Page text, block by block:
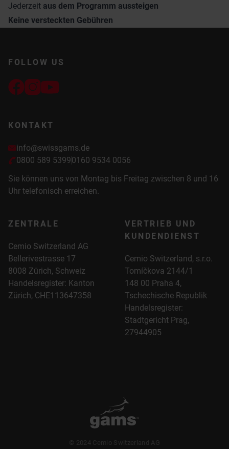
Jederzeit aus dem Programm aussteigen
Keine versteckten Gebühren
FOLLOW US
KONTAKT
info@swissgams.de
0800 589 53990160 9534 0056
Sie können uns von Montag bis Freitag zwischen 8 und 16
Uhr telefonisch erreichen.
ZENTRALE
Cemio Switzerland AG
Bellerivestrasse 17
8008 Zürich, Schweiz
Handelsregister: Kanton
Zürich, CHE113647358
VERTRIEB UND
KUNDENDIENST
Cemio Switzerland, s.r.o.
Tomíčkova 2144/1
148 00 Praha 4,
Tschechische Republik
Handelsregister:
Stadtgericht Prag,
27944905
© 2024 Cemio Switzerland AG